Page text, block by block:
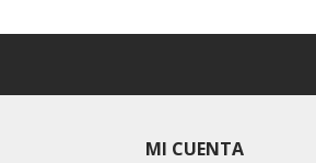
MI CUENTA